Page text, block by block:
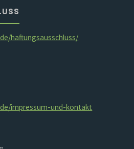
haftungsausschluss/
impressum-und-kontakt